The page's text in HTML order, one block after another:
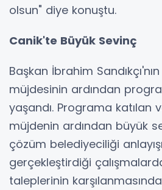
olsun" diye konuştu.
Canik'te Büyük Sevinç
Başkan İbrahim
müjdesinin ardından
yaşandı. Programa katılan
müjdenin ardından büyük
çözüm belediyeciliği
gerçekleştirdiği
taleplerinin